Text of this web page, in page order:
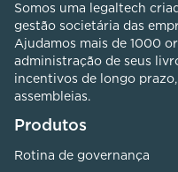
Somos uma legaltech
gestão societária das
Ajudamos mais de 1000
administração de seus
incentivos de longo
assembleias.
Produtos
Rotina de governança